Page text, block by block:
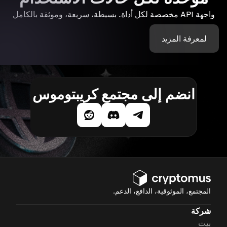
واجهة API مخصصة لكل أداة. بسيطة، سريعة، وموثقة بالكامل
لمعرفة المزيد
انضم إلى مجتمع كريبتوموس
المجتمع، الموثوقية، الدافع، الدعم.
شركة
بيت